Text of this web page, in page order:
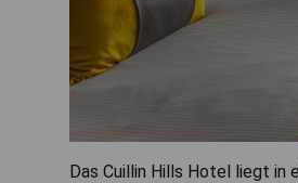
Das Cuillin Hills Hotel liegt in